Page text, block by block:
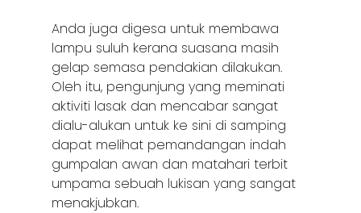
Anda juga digesa untuk membawa
lampu suluh kerana suasana masih
gelap semasa pendakian dilakukan.
Oleh itu, pengunjung yang meminati
aktiviti lasak dan mencabar sangat
dialu-alukan untuk ke sini di samping
dapat melihat pemandangan indah
gumpalan awan dan matahari terbit
umpama sebuah lukisan yang sangat
menakjubkan.